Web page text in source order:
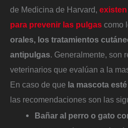
de Medicina de Harvard,
para prevenir las pulgas como
orales, los tratamientos
antipulgas. Generalmente, son
veterinarios que evalúan a la
En caso de que la mascota
las recomendaciones son las
Bañar al perro o gato